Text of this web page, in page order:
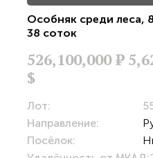
Особняк среди леса,
38 соток
526,100,000Р
$
Лот:
Направление:
Посёлок: